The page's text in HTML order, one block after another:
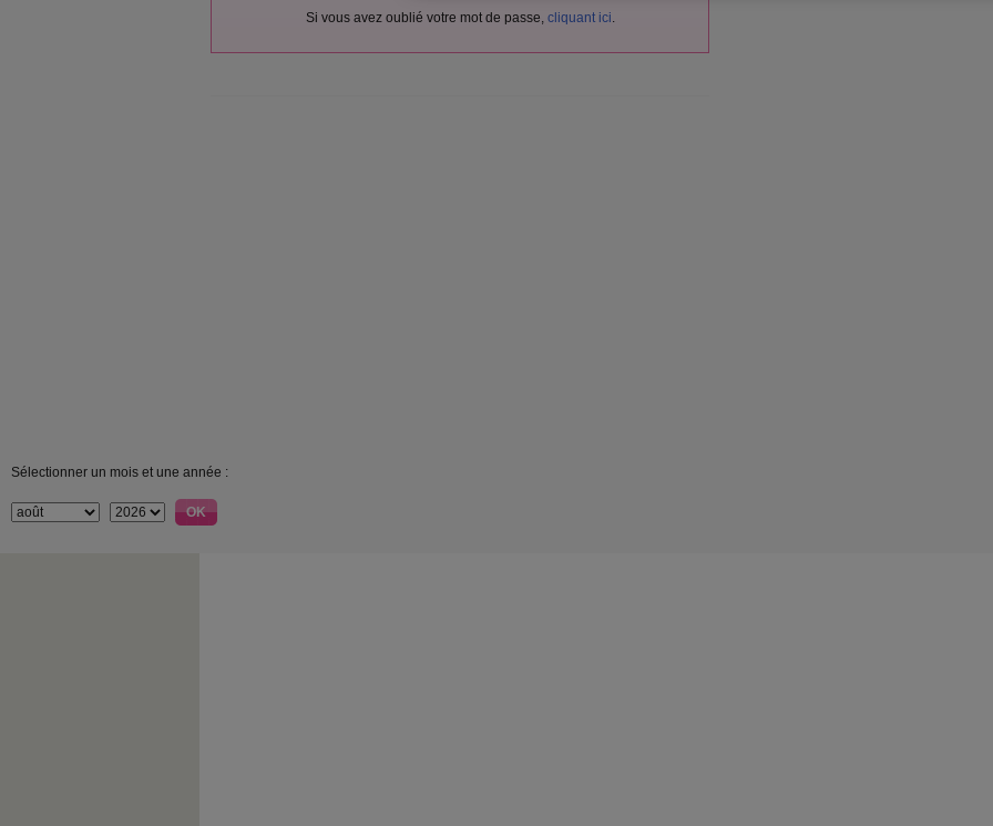
Si vous avez oublié votre mot de passe, cliquant ici.
Sélectionner un mois et une année :